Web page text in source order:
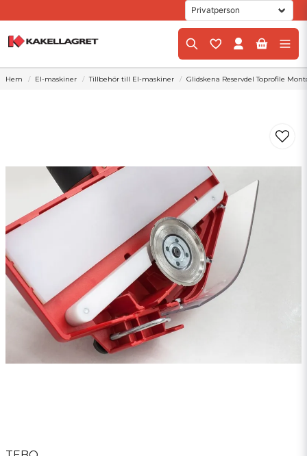
Hem El-maskiner Tillbehör till El-maskiner Glidskena Reservdel Toprofile